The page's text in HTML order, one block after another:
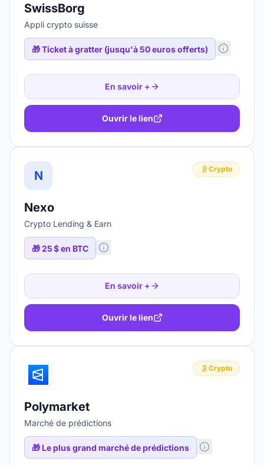
SwissBorg
Appli crypto suisse
🎁Ticket à gratter (jusqu'à 50 euros offerts)
En savoir +
Ouvrir le lien
N Crypto
Nexo
Crypto Lending & Earn
🎁25 $ en BTC
En savoir +
Ouvrir le lien
Crypto
Polymarket
Marché de prédictions
🎁 Le plus grand marché de prédictions